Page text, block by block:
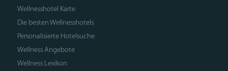
Wellnesshotel Karte
Die besten Wellnesshotels
Personalisierte Hotelsuche
Wellness Angebote
Wellness Lexikon